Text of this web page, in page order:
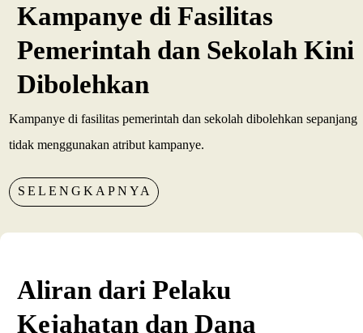
Kampanye di Fasilitas
Pemerintah dan Sekolah Kini
Dibolehkan
Kampanye di fasilitas pemerintah dan sekolah dibolehkan sepanjang
tidak menggunakan atribut kampanye.
SELENGKAPNYA
Aliran dari Pelaku
Kejahatan dan Dana